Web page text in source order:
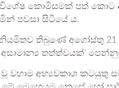
විශේෂ කොමිසමක් පත් කොට
පවසා සිටියේ ය.
තිබුණේ අගෝස්තු 21
තත්ත්වයක්’
වූ වහාම අභ්‍යවකාශ